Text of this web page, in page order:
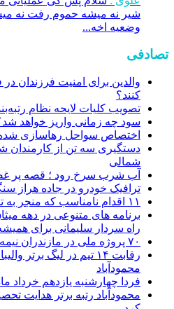
شیر نه میشه حموم رفت نه
وضعیه اخه...
تصادفی
والدین برای امنیت فرزندان
کنند؟
تصویب کلیات لایحه نظام
سود چه زمانی واریز خواهد
اختصاص سواحل رهاسازی
دستگیری سه تن از کارمندان
شمالی
آب شرب سرخ رود ؛ قصه پر
ترافیک خودرو در جاده هراز
۱۱ اقدام نامناسب که منجر به تشدید خشکی چشم می‌شوند
برنامه های متنوعی در دهه
راه سردار سلیمانی برای
۷۰ پروژه ملی در مازندران نیمه‌کاره مانده است
رقابت ۱۴ تیم در لیگ برتر
محمودآباد
فردا چهارشنبه یازدهم خرداد ماه ۱۴۰1، محمودآباد چه
محمودآباد رتبه برتر هدایت